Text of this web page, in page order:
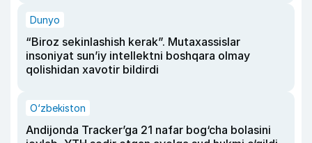
Dunyo
“Biroz sekinlashish kerak”. Mutaxassislar
insoniyat sun’iy intellektni boshqara olmay
qolishidan xavotir bildirdi
O‘zbekiston
Andijonda Tracker’ga 21 nafar bog‘cha bolasini